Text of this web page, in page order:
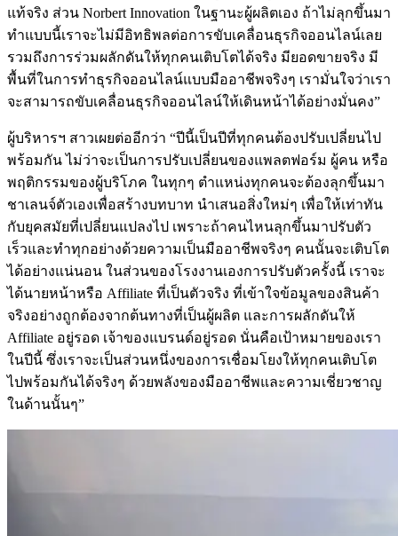
แท้จริง ส่วน Norbert Innovation ในฐานะผู้ผลิตเอง ถ้าไม่ลุกขึ้นมา
ทำแบบนี้เราจะไม่มีอิทธิพลต่อการขับเคลื่อนธุรกิจออนไลน์เลย
รวมถึงการร่วมผลักดันให้ทุกคนเติบโตได้จริง มียอดขายจริง มี
พื้นที่ในการทำธุรกิจออนไลน์แบบมืออาชีพจริงๆ เรามั่นใจว่าเรา
จะสามารถขับเคลื่อนธุรกิจออนไลน์ให้เดินหน้าได้อย่างมั่นคง”
ผู้บริหารฯ สาวเผยต่ออีกว่า “ปีนี้เป็นปีที่ทุกคนต้องปรับเปลี่ยนไป
พร้อมกัน ไม่ว่าจะเป็นการปรับเปลี่ยนของแพลตฟอร์ม ผู้คน หรือ
พฤติกรรมของผู้บริโภค ในทุกๆ ตำแหน่งทุกคนจะต้องลุกขึ้นมา
ชาเลนจ์ตัวเองเพื่อสร้างบทบาท นำเสนอสิ่งใหม่ๆ เพื่อให้เท่าทัน
กับยุคสมัยที่เปลี่ยนแปลงไป เพราะถ้าคนไหนลุกขึ้นมาปรับตัว
เร็วและทำทุกอย่างด้วยความเป็นมืออาชีพจริงๆ คนนั้นจะเติบโต
ได้อย่างแน่นอน ในส่วนของโรงงานเองการปรับตัวครั้งนี้ เราจะ
ได้นายหน้าหรือ Affiliate ที่เป็นตัวจริง ที่เข้าใจข้อมูลของสินค้า
จริงอย่างถูกต้องจากต้นทางที่เป็นผู้ผลิต และการผลักดันให้
Affiliate อยู่รอด เจ้าของแบรนด์อยู่รอด นั่นคือเป้าหมายของเรา
ในปีนี้ ซึ่งเราจะเป็นส่วนหนึ่งของการเชื่อมโยงให้ทุกคนเติบโต
ไปพร้อมกันได้จริงๆ ด้วยพลังของมืออาชีพและความเชี่ยวชาญ
ในด้านนั้นๆ”